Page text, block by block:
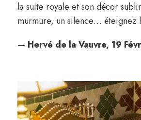
la suite royale et son décor
murmure, un silence…
— Hervé de la Vauvre, 19